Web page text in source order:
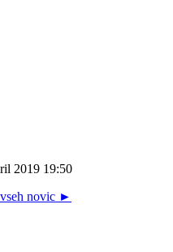
2019 19:50
novic ►